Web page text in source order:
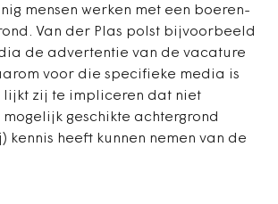
mensen werken met een boeren-
Van der Plas polst bijvoorbeeld
de advertentie van de vacature
voor die specifieke media is
lijkt zij te impliceren dat niet
geschikte achtergrond
kennis heeft kunnen nemen van de